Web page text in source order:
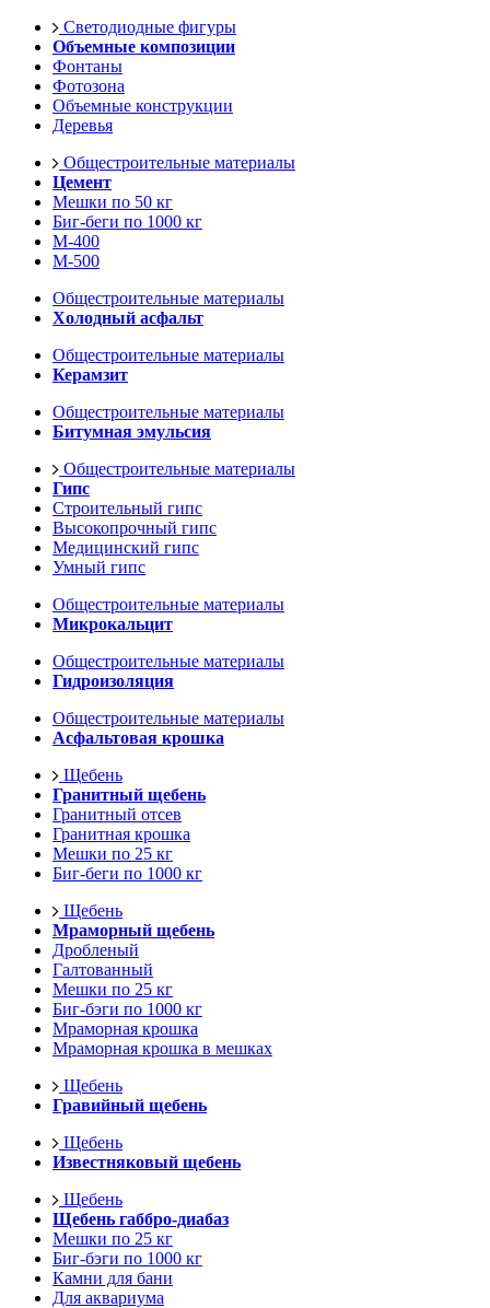
Светодиодные фигуры
Объемные композиции
Фонтаны
Фотозона
Объемные конструкции
Деревья
Общестроительные материалы
Цемент
Мешки по 50 кг
Биг-беги по 1000 кг
М-400
М-500
Общестроительные материалы
Холодный асфальт
Общестроительные материалы
Керамзит
Общестроительные материалы
Битумная эмульсия
Общестроительные материалы
Гипс
Строительный гипс
Высокопрочный гипс
Медицинский гипс
Умный гипс
Общестроительные материалы
Микрокальцит
Общестроительные материалы
Гидроизоляция
Общестроительные материалы
Асфальтовая крошка
Щебень
Гранитный щебень
Гранитный отсев
Гранитная крошка
Мешки по 25 кг
Биг-беги по 1000 кг
Щебень
Мраморный щебень
Дробленый
Галтованный
Мешки по 25 кг
Биг-бэги по 1000 кг
Мраморная крошка
Мраморная крошка в мешках
Щебень
Гравийный щебень
Щебень
Известняковый щебень
Щебень
Щебень габбро-диабаз
Мешки по 25 кг
Биг-бэги по 1000 кг
Камни для бани
Для аквариума